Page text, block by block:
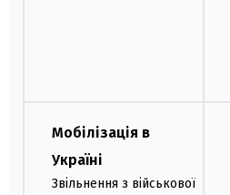
Мобілізація в
Україні
Звільнення з військової